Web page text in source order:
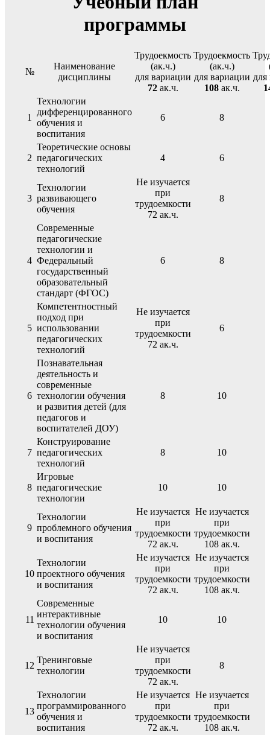
программы
№
Наименование
дисциплины
Трудоекмость
(ак.ч.)
для вариации
72ак.ч.
Трудоекмость
(ак.ч.)
для вариации
108ак.ч.
для
1
Технологии
дифференцированного
обучения и
воспитания
6 8
2
Теоретические основы
педагогических
технологий
4 6
3
Технологии
развивающего
обучения
Не изучается
при
трудоемкости
72 ак.ч.
8
4
Современные
педагогические
технологии и
Федеральный
государственный
образовательный
стандарт (ФГОС)
6 8
5
Компетентностный
подход при
использовании
педагогических
технологий
Не изучается
при
трудоемкости
72 ак.ч.
6
6
Познавательная
деятельность и
современные
технологии обучения
и развития детей (для
педагогов и
воспитателей ДОУ)
8 10
7
Конструирование
педагогических
технологий
8 10
8
Игровые
педагогические
технологии
10 10
9
Технологии
проблемного обучения
и воспитания
Не изучается
при
трудоемкости
72 ак.ч.
Не изучается
при
трудоемкости
108 ак.ч.
10
Технологии
проектного обучения
и воспитания
Не изучается
при
трудоемкости
72 ак.ч.
Не изучается
при
трудоемкости
108 ак.ч.
11
Современные
интерактивные
технологии обучения
и воспитания
10 10
12
Тренинговые
технологии
Не изучается
при
трудоемкости
72 ак.ч.
8
13
Технологии
программированного
обучения и
воспитания
Не изучается
при
трудоемкости
72 ак.ч.
Не изучается
при
трудоемкости
108 ак.ч.